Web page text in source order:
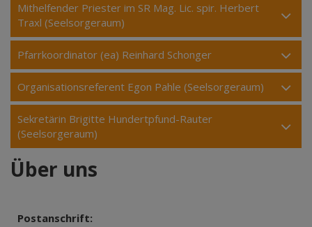
Mithelfender Priester im SR Mag. Lic. spir. Herbert
Traxl (Seelsorgeraum)
Pfarrkoordinator (ea) Reinhard Schonger
Organisationsreferent Egon Pahle (Seelsorgeraum)
Sekretärin Brigitte Hundertpfund-Rauter
(Seelsorgeraum)
Über uns
Postanschrift: